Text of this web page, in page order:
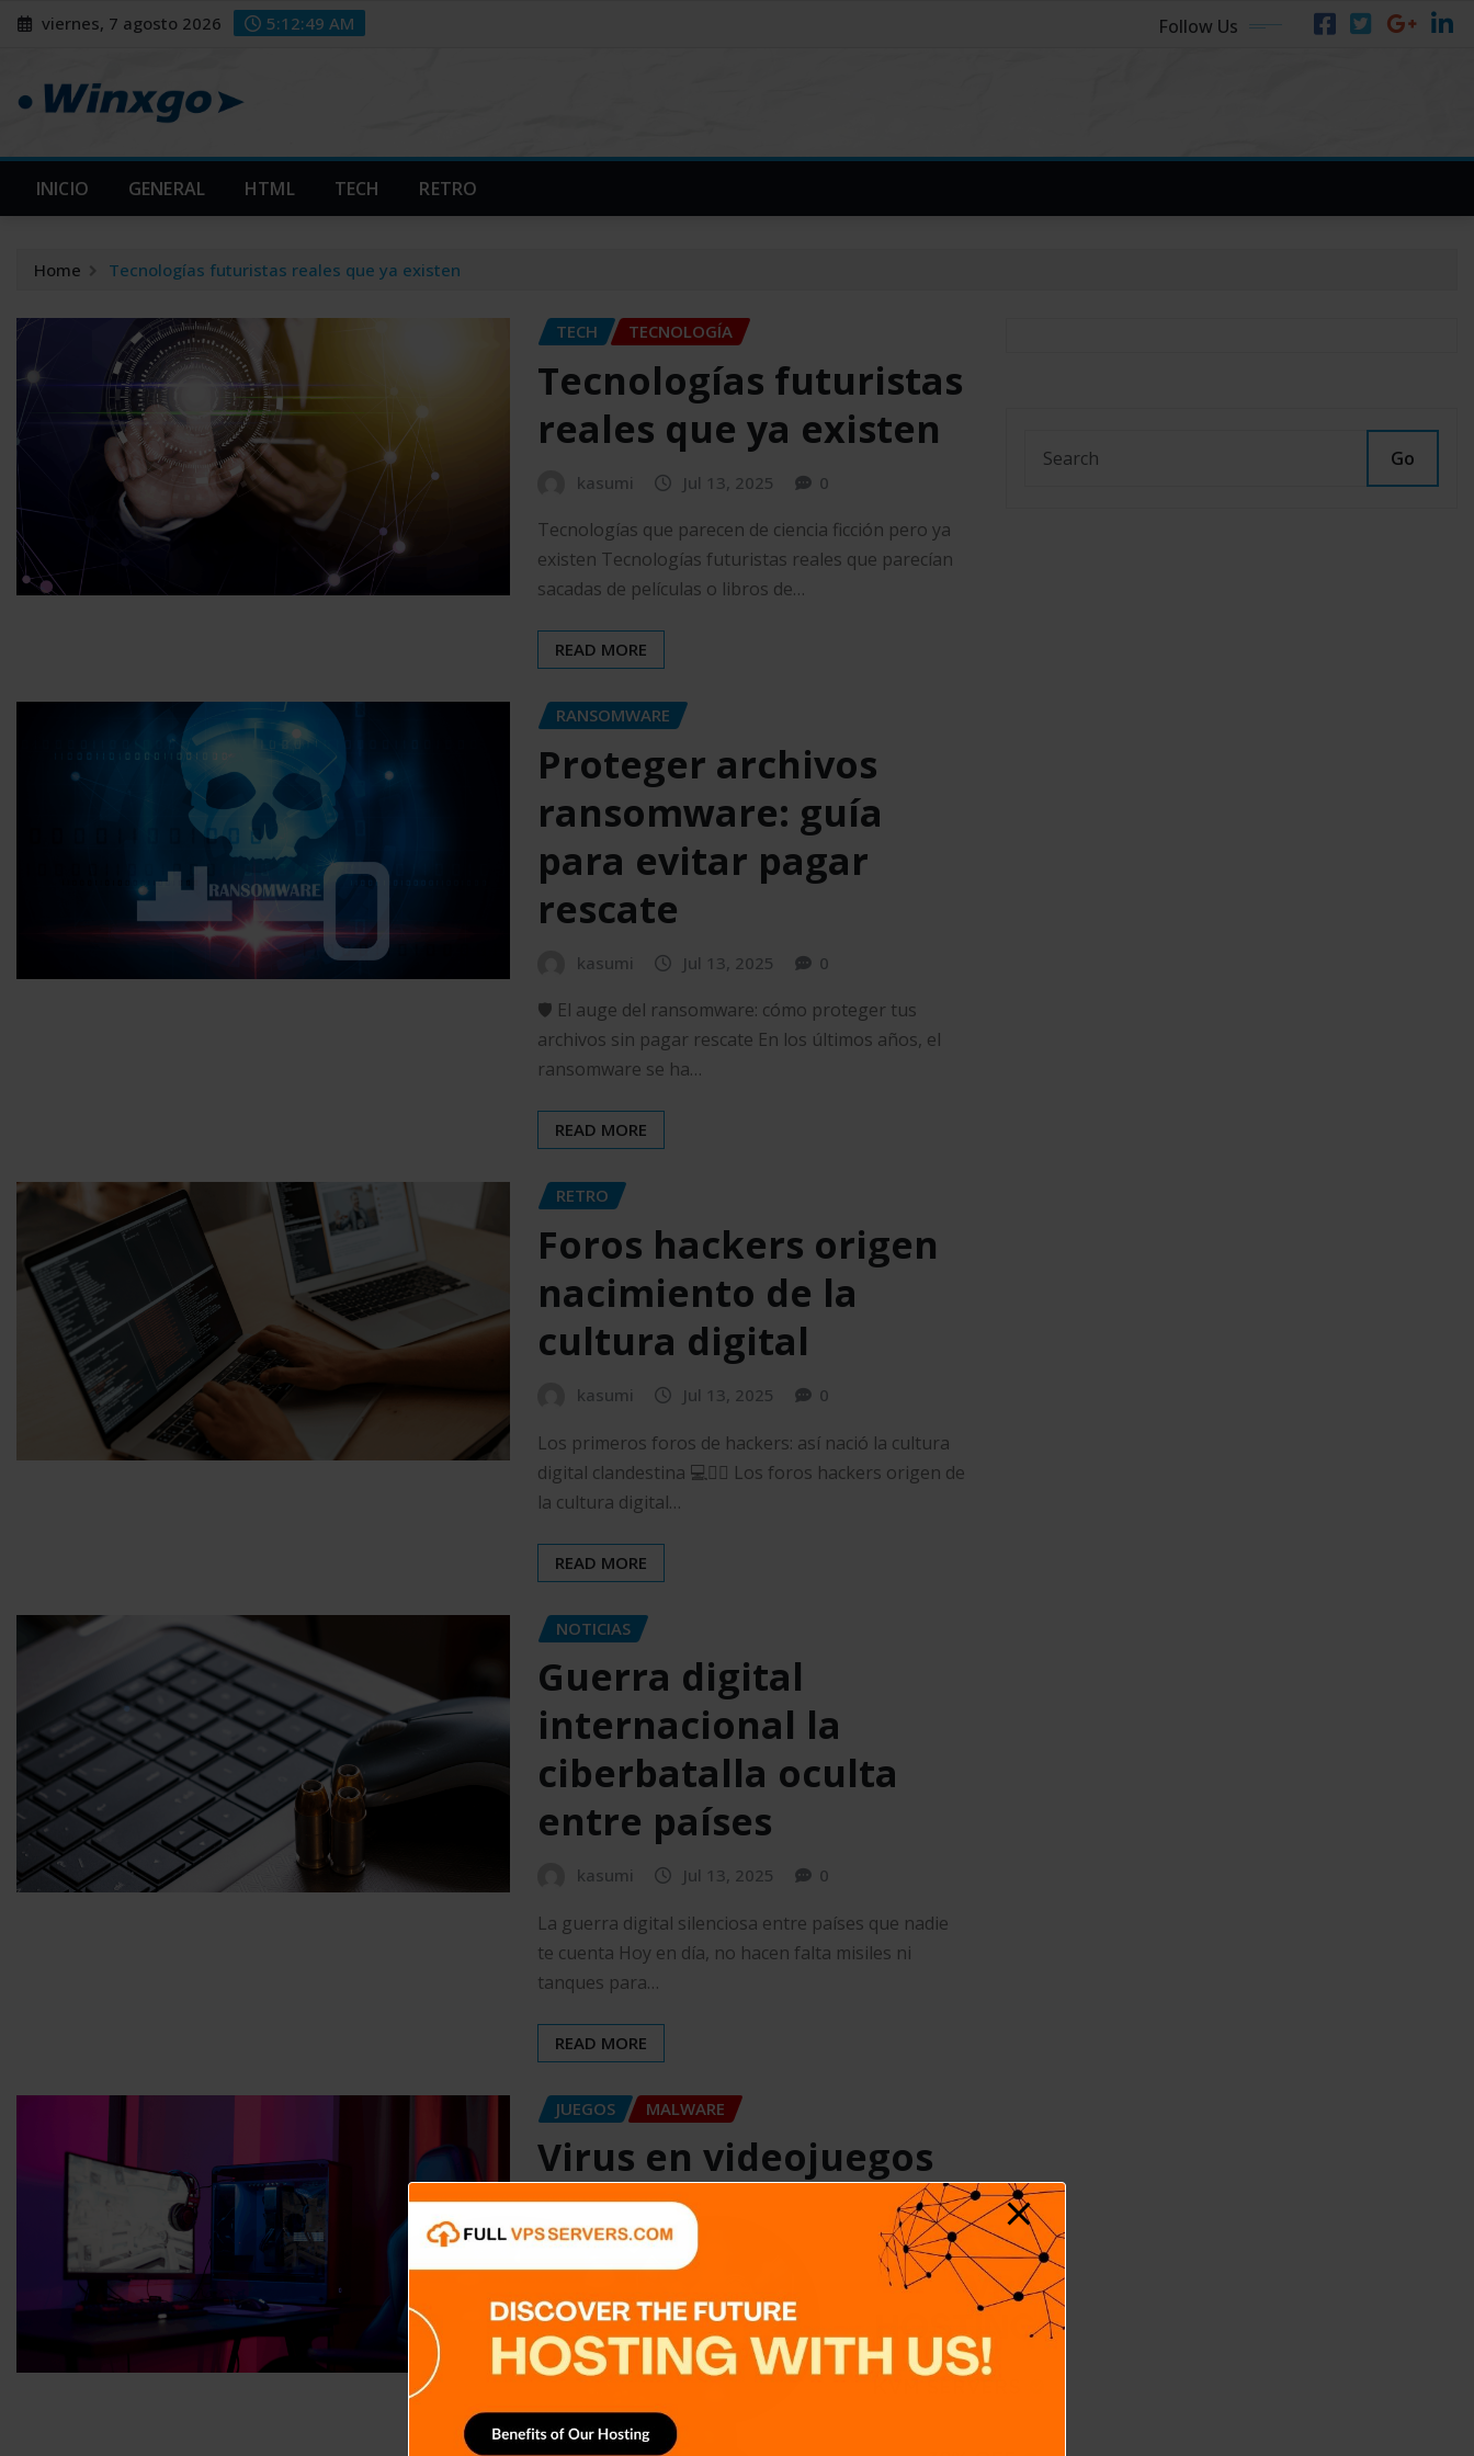
Skip viernes, 7 agosto 2026 5:12:50 AM Follow Us
INICIO GENERAL HTML TECH RETRO
Home Tecnologías futuristas reales que ya existen
TECH TECNOLOGÍA
Tecnologías futuristas
reales que ya existen
kasumi Jul 13, 2025 0
Tecnologías que parecen de ciencia ficción pero ya
existen Tecnologías futuristas reales que parecían
sacadas de películas o libros de…
READ MORE
RANSOMWARE
Proteger archivos
ransomware: guía
para evitar pagar
rescate
kasumi Jul 13, 2025 0
🛡️ El auge del ransomware: cómo proteger tus
archivos sin pagar rescate En los últimos años, el
ransomware se ha…
READ MORE
RETRO
Foros hackers origen
nacimiento de la
cultura digital
kasumi Jul 13, 2025 0
Los primeros foros de hackers: así nació la cultura
digital clandestina 💻🕵️‍♂️ Los foros hackers origen de
la cultura digital…
READ MORE
NOTICIAS
Guerra digital
internacional la
ciberbatalla oculta
entre países
kasumi Jul 13, 2025 0
La guerra digital silenciosa entre países que nadie
te cuenta Hoy en día, no hacen falta misiles ni
tanques para…
READ MORE
JUEGOS MALWARE
Virus en videojuegos
peligro oculto en
mods y cracks
kasumi Jul 13, 2025
Virus en videojuegos: cómo se infiltran en mods o
cracks Hoy en día, descargar mods o cracks para
videojuegos se…
Go
modal-check
modal-check